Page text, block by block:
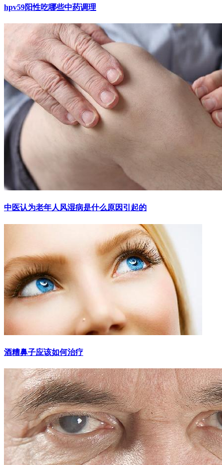
hpv59阳性吃哪些中药调理
中医认为老年人风湿病是什么原因引起的
酒糟鼻子应该如何治疗